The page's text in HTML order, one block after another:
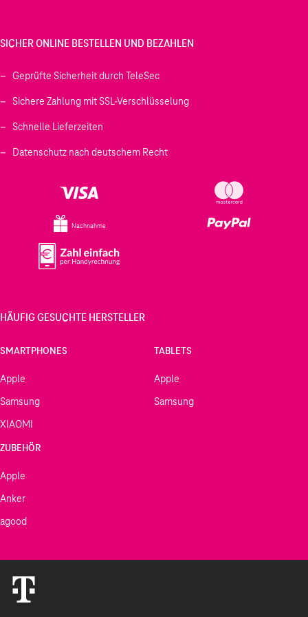
SICHER ONLINE BESTELLEN UND BEZAHLEN
Geprüfte Sicherheit durch TeleSec
Sichere Zahlung mit SSL-Verschlüsselung
Schnelle Lieferzeiten
Datenschutz nach deutschem Recht
Nachnahme
HÄUFIG GESUCHTE HERSTELLER
SMARTPHONES
Apple
Samsung
XIAOMI
TABLETS
Apple
Samsung
ZUBEHÖR
Apple
Anker
agood